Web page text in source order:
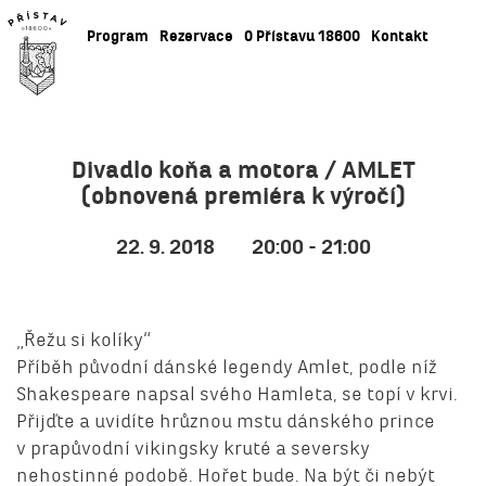
Program Rezervace O Přístavu 18600 Kontakt
Divadlo koňa a motora / AMLET
(obnovená premiéra k výročí)
22. 9. 2018 20:00 - 21:00
„Řežu si kolíky“
Příběh původní dánské legendy Amlet, podle níž
Shakespeare napsal svého Hamleta, se topí v krvi.
Přijďte a uvidíte hrůznou mstu dánského prince
v prapůvodní vikingsky kruté a seversky
nehostinné podobě. Hořet bude. Na být či nebýt